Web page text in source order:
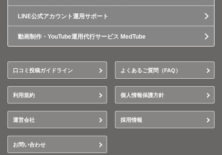
LINE公式アカウント運用サポート
動画制作・YouTube運用代行サービス MedTube
口コミ投稿ガイドライン よくあるご質問（FAQ）
利用規約 個人情報保護方針
運営会社 採用情報
お問い合わせ